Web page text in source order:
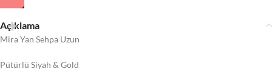
Açıklama
Mira Yan Sehpa Uzun
Pütürlü Siyah & Gold